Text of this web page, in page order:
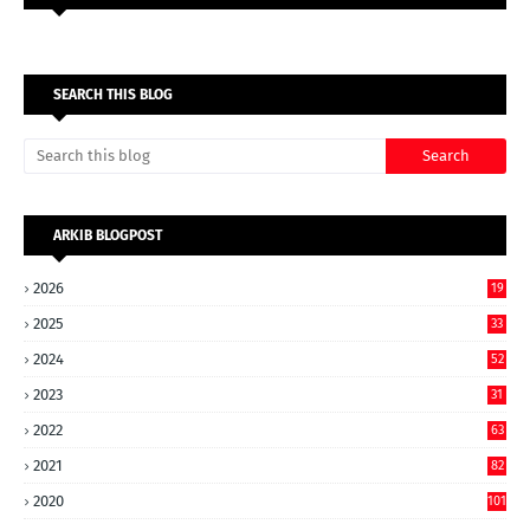
SEARCH THIS BLOG
ARKIB BLOGPOST
2026 19
2025 33
2024 52
2023 31
2022 63
2021 82
2020 101